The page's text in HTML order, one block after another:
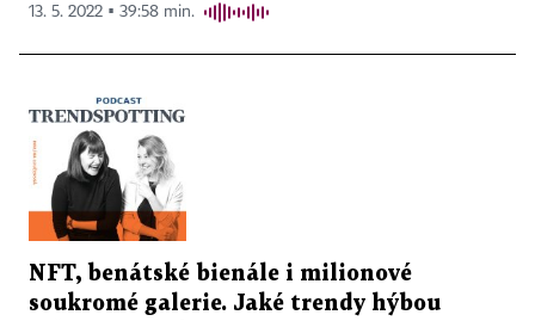
13. 5. 2022 ▪ 39:58 min.
NFT, benátské bienále i milionové
soukromé galerie. Jaké trendy hýbou